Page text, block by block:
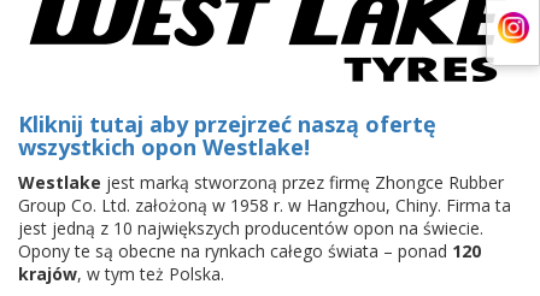
Kliknij tutaj aby przejrzeć naszą ofertę
wszystkich opon Westlake!
Westlake jest marką stworzoną przez firmę Zhongce Rubber
Group Co. Ltd. założoną w 1958 r. w Hangzhou, Chiny. Firma ta
jest jedną z 10 największych producentów opon na świecie.
Opony te są obecne na rynkach całego świata – ponad 120
krajów, w tym też Polska.